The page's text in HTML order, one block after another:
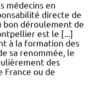
médecins en
directe de
bon déroulement de
est le [...]
à la formation des
sa renommée, le
des
France ou de